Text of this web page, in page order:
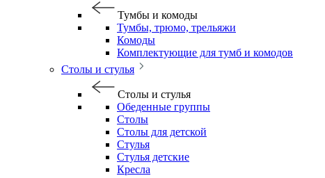
Тумбы и комоды
Тумбы, трюмо, трельяжи
Комоды
Комплектующие для тумб и комодов
Столы и стулья
Столы и стулья
Обеденные группы
Столы
Столы для детской
Стулья
Стулья детские
Кресла